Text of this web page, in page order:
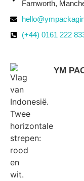
Farnworth,
(+44) 0161 222
YM